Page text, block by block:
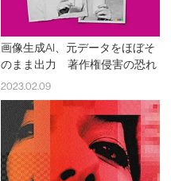
画像生成AI、元データをほぼそ
のまま出力 著作権侵害の恐れ
2023.02.09